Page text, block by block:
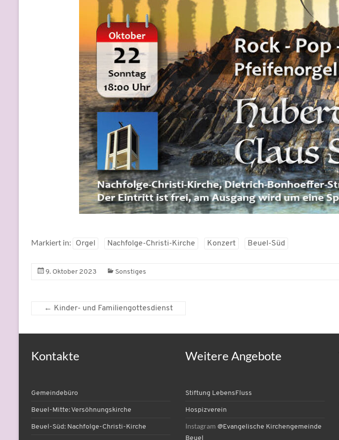
Markiert in: Orgel Nachfolge-Christi-Kirche Konzert Beuel-Süd
9. Oktober 2023 Sonstiges
← Kinder- und Familiengottesdienst
Kontakte
Gemeindebüro
Beuel-Mitte: Versöhnungskirche
Beuel-Süd: Nachfolge-Christi-Kirche
Weitere Angebote
Stiftung LebensFluss
Hospizverein
Instagram @Evangelische Kirchengemeinde
Beuel